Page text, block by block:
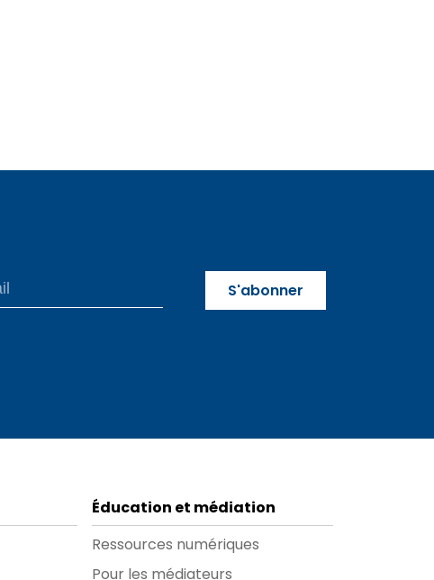
Éducation et médiation
Ressources numériques
Pour les médiateurs